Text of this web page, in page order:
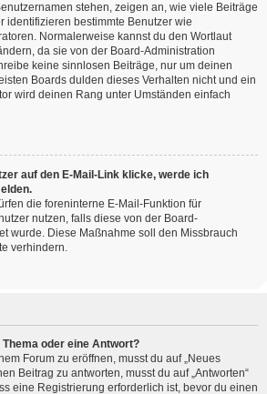
stehen, zeigen an, wie viele Beiträge
identifizieren bestimmte Benutzer wie
Normalerweise kannst du den Wortlaut
da sie von der Board-Administration
keine sinnlosen Beiträge, nur um deinen
Boards dulden dieses Verhalten nicht und ein
wird deinen Rang unter Umständen einfach
auf den E-Mail-Link klicke, werde ich
die foreninterne E-Mail-Funktion für
nutzen, falls diese von der Board-
wurde. Diese Maßnahme soll den Missbrauch
verhindern.
oder eine Antwort?
Forum zu eröffnen, musst du auf „Neues
Beitrag zu antworten, musst du auf „Antworten“
eine Registrierung erforderlich ist, bevor du einen